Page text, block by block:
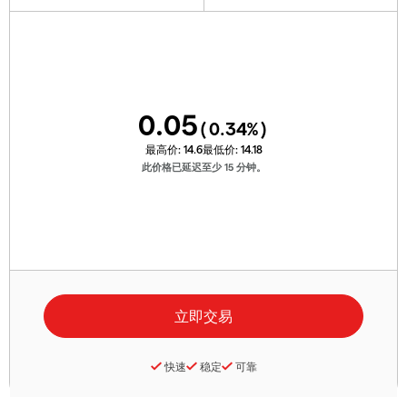
0.05(0.34%)
最高价: 14.6最低价: 14.18
此价格已延迟至少 15 分钟。
快速 稳定 可靠